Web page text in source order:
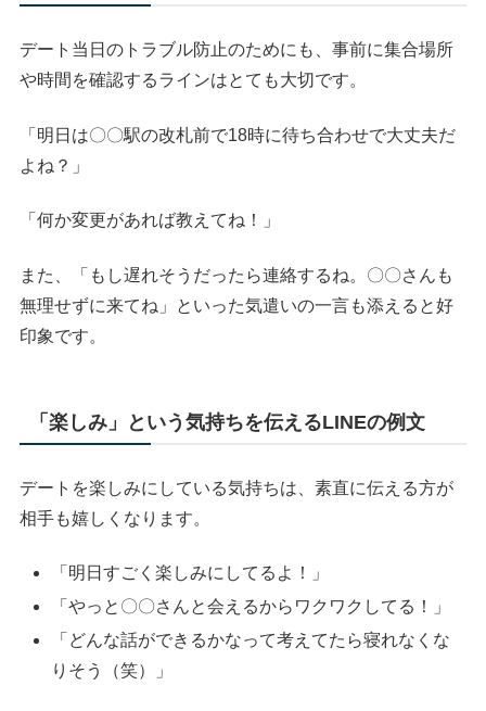
デート当日のトラブル防止のためにも、事前に集合場所
や時間を確認するラインはとても大切です。
「明日は〇〇駅の改札前で18時に待ち合わせで大丈夫だ
よね？」
「何か変更があれば教えてね！」
また、「もし遅れそうだったら連絡するね。〇〇さんも
無理せずに来てね」といった気遣いの一言も添えると好
印象です。
「楽しみ」という気持ちを伝えるLINEの例文
デートを楽しみにしている気持ちは、素直に伝える方が
相手も嬉しくなります。
「明日すごく楽しみにしてるよ！」
「やっと〇〇さんと会えるからワクワクしてる！」
「どんな話ができるかなって考えてたら寝れなくな
りそう（笑）」